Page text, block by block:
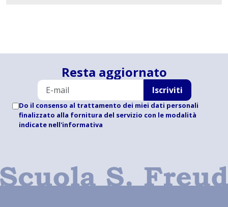
Resta aggiornato
Iscriviti
Do il consenso al trattamento dei miei dati personali
finalizzato alla fornitura del servizio con le modalità
indicate nell'informativa